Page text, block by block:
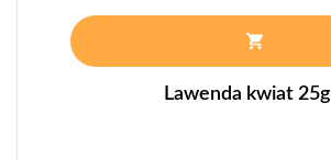
Lawenda kwiat 25g